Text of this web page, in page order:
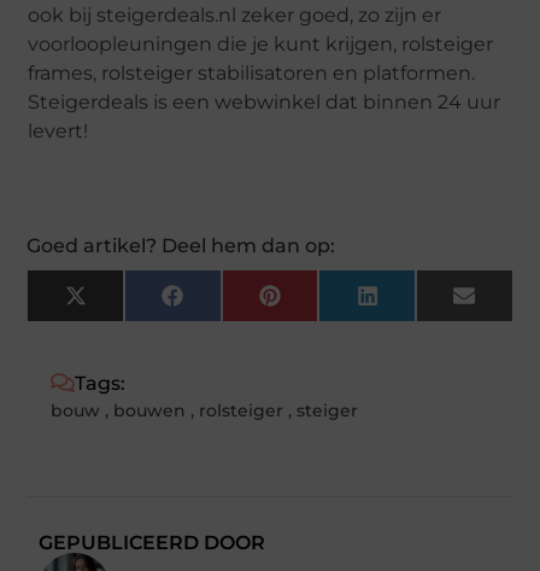
ook bij steigerdeals.nl zeker goed, zo zijn er
voorloopleuningen die je kunt krijgen, rolsteiger
frames, rolsteiger stabilisatoren en platformen.
Steigerdeals is een webwinkel dat binnen 24 uur
levert!
Goed artikel? Deel hem dan op:
X
(Twitter)
FacebookPinterestLinkedIn Email
Tags:
bouw , bouwen , rolsteiger , steiger
GEPUBLICEERD DOOR